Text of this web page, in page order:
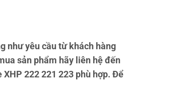
như yêu cầu từ khách hàng
sản phẩm hãy liên hệ đến
222 221 223 phù hợp. Để